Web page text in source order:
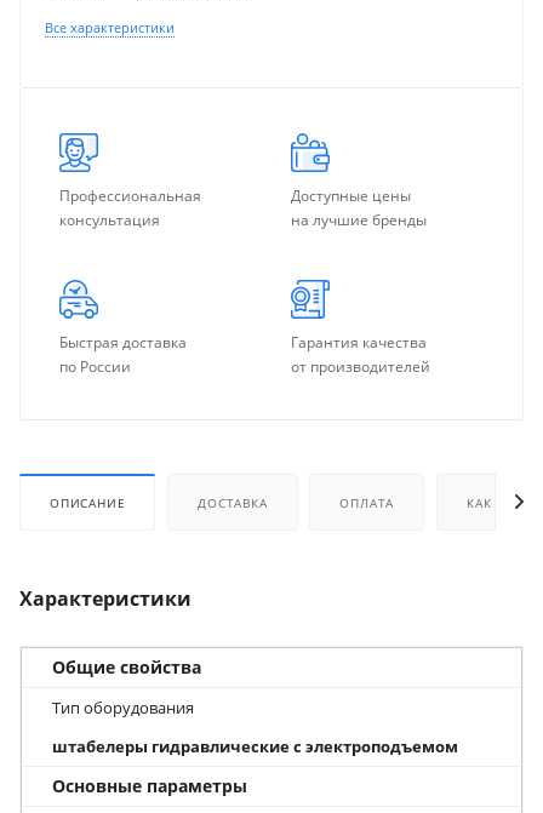
Все характеристики
Профессиональная
консультация
Доступные цены
на лучшие бренды
Быстрая доставка
по России
Гарантия качества
от производителей
ОПИСАНИЕ ДОСТАВКА ОПЛАТА КАК
Характеристики
Общие свойства
Тип оборудования
штабелеры гидравлические с электроподъемом
Основные параметры